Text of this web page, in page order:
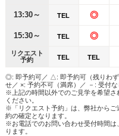
13:30～ TEL ◎
15:30～ TEL ◎
リクエスト
予約
TEL TEL
◎: 即予約可／ △: 即予約可（残りわ
せ／ ×: 予約不可（満席）／ －: 受付な
※上記の時間以外でのご見学を希望さ
ください。
※「リクエスト予約」は、弊社からご
約の確定となります。
※お電話でのお問い合わせ受付時間は
ります。